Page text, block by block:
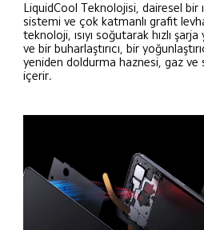
LiquidCool Teknolojisi, dairesel bir
sistemi ve çok katmanlı grafit
teknoloji, ısıyı soğutarak hızlı şarja
ve bir buharlaştırıcı, bir
yeniden doldurma haznesi, gaz ve
içerir.